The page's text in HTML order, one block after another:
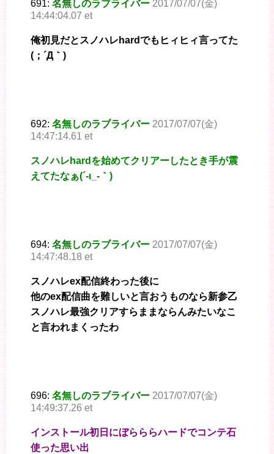
691: 名無しのラブライバー 2017/07/07(金)
14:44:04.07 et
俺初見だとスノハレhardでもヒィヒィ言ってた
(；´Д｀)
692: 名無しのラブライバー 2017/07/07(金)
14:47:14.61 et
スノハレhardを始めてクリアーしたとき手が震
えてたなぁ(´-ι_-｀)
694: 名無しのラブライバー 2017/07/07(金)
14:47:48.18 et
スノハレex配信終わった後に
他のex配信曲を難しいと言おうものなら新参乙
スノハレ最強クリアすらままならんみたいなこ
と言われまくったわ
696: 名無しのラブライバー 2017/07/07(金)
14:49:37.26 et
インストール初日にぼらららハードでコンテ石
使った思い出